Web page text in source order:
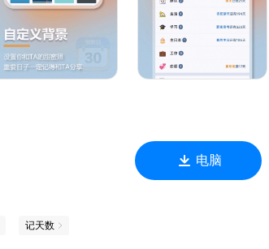
程助手。立即下载，开启高效时间管理，让每一刻
电脑
记天数